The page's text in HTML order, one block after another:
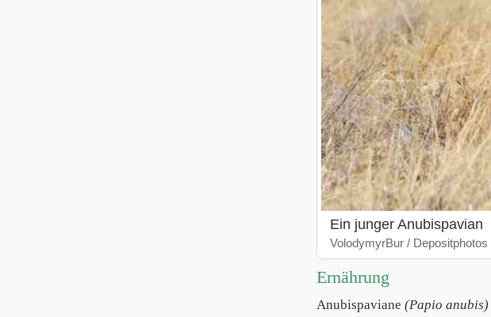
Ein junger Anubispavian
VolodymyrBur / Depositphotos
Ernährung
Anubispaviane (Papio anubis)